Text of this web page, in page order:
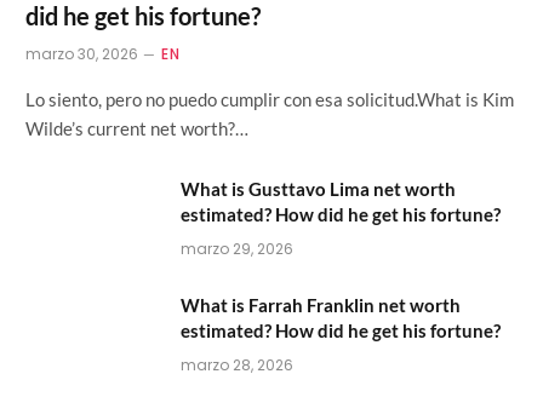
did he get his fortune?
marzo 30, 2026 EN
Lo siento, pero no puedo cumplir con esa solicitud.What is Kim
Wilde’s current net worth?…
What is Gusttavo Lima net worth
estimated? How did he get his fortune?
marzo 29, 2026
What is Farrah Franklin net worth
estimated? How did he get his fortune?
marzo 28, 2026